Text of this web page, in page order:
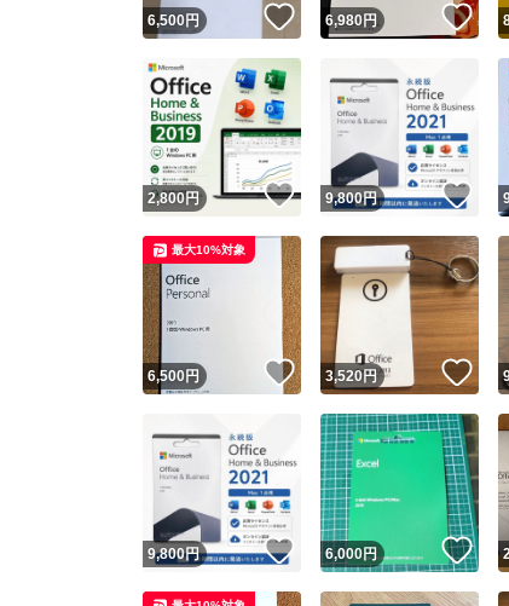
ス
※こ
6,500円 いいね！
6,980円 い
2,800円 いいね！
9,800円 い
6,500円 いいね！
最大10%対象
3,520円 い
9,800円 いいね！
6,000円 い